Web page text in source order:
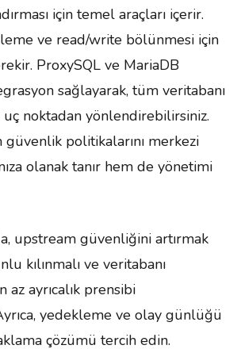
için temel araçları içerir.
ve read/write bölünmesi için
ProxySQL ve MariaDB
sağlayarak, tüm veritabanı
noktadan yönlendirebilirsiniz.
güvenlik politikalarını merkezi
olanak tanır hem de yönetimi
upstream güvenliğini artırmak
kılınmalı ve veritabanı
az ayrıcalık prensibi
yedekleme ve olay günlüğü
çözümü tercih edin.